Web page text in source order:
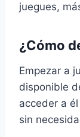
juegues,
¿Cómo
Empezar a
disponible
acceder a
sin